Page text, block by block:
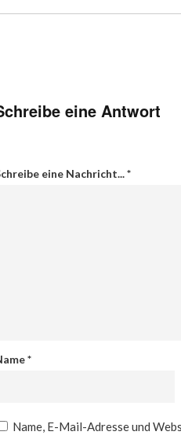
eine Antwort
eine Nachricht...*
*
Name, E-Mail-Adresse und